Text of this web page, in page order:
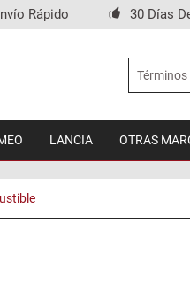
Rápido 30 Días
LANCIA OTRAS